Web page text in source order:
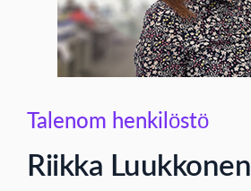
Talenom henkilöstö
Riikka Luukkonen